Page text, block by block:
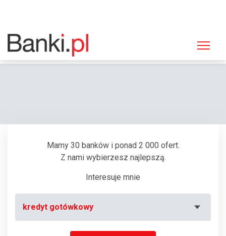
Strona główna
Bankomat Bank Zachodni WBK, Sokółka, Wyszyńskiego 2
Mamy 30 banków i ponad 2 000 ofert.
Z nami wybierzesz najlepszą.
Interesuje mnie
kredyt gotówkowy